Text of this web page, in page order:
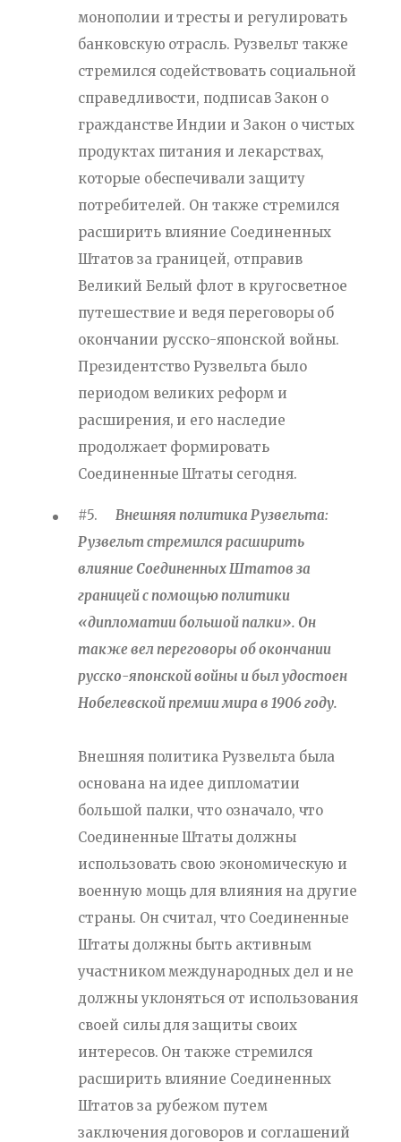
монополии и тресты и регулировать
банковскую отрасль. Рузвельт также
стремился содействовать социальной
справедливости, подписав Закон о
гражданстве Индии и Закон о чистых
продуктах питания и лекарствах,
которые обеспечивали защиту
потребителей. Он также стремился
расширить влияние Соединенных
Штатов за границей, отправив
Великий Белый флот в кругосветное
путешествие и ведя переговоры об
окончании русско-японской войны.
Президентство Рузвельта было
периодом великих реформ и
расширения, и его наследие
продолжает формировать
Соединенные Штаты сегодня.
#5. Внешняя политика Рузвельта:
Рузвельт стремился расширить
влияние Соединенных Штатов за
границей с помощью политики
«дипломатии большой палки». Он
также вел переговоры об окончании
русско-японской войны и был удостоен
Нобелевской премии мира в 1906 году.
Внешняя политика Рузвельта была
основана на идее дипломатии
большой палки, что означало, что
Соединенные Штаты должны
использовать свою экономическую и
военную мощь для влияния на другие
страны. Он считал, что Соединенные
Штаты должны быть активным
участником международных дел и не
должны уклоняться от использования
своей силы для защиты своих
интересов. Он также стремился
расширить влияние Соединенных
Штатов за рубежом путем
заключения договоров и соглашений